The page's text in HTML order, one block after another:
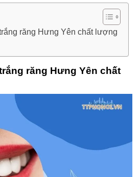
răng Hưng Yên chất lượng
răng Hưng Yên chất